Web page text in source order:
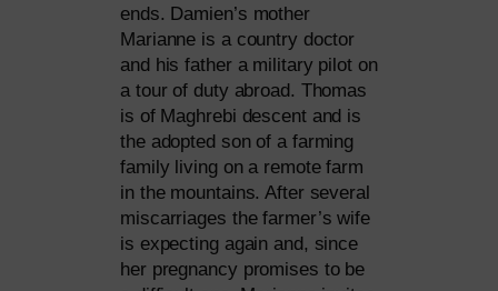
ends. Damien’s mother
Marianne is a coun­try doc­tor
and his father a mili­ta­ry pilot on
a tour of duty abroad. Thomas
is of Maghrebi des­cent and is
the adopted son of a far­ming
fami­ly living on a remo­te farm
in the moun­ta­ins. After seve­ral
mis­car­ri­a­ges the farmer’s wife
is expec­ting again and, sin­ce
her pregnan­cy pro­mi­ses to be